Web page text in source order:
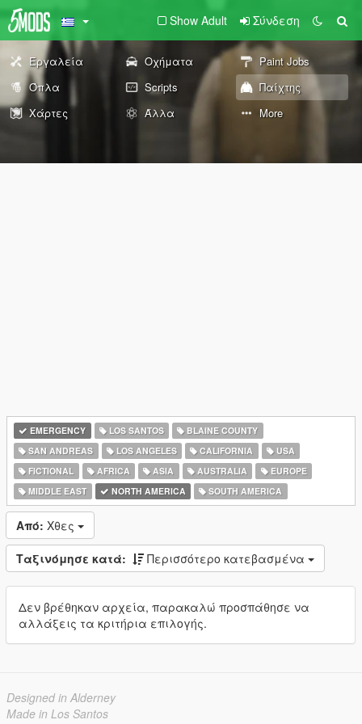
Show Adult Σύνδεση
Εργαλεία Οχήματα
Paint Jobs
Όπλα
Scripts
Παίχτης
Χάρτες
Άλλα More
EMERGENCY LOS SANTOS
BLAINE COUNTY
SAN ANDREAS
LOS ANGELES CALIFORNIA
USA
FICTIONAL
AFRICA ASIA AUSTRALIA
EUROPE
MIDDLE EAST
NORTH AMERICA SOUTH AMERICA
Από: Χθες
Ταξινόμησε κατά: Περισσότερο κατεβασμένα
Δεν βρέθηκαν αρχεία, παρακαλώ προσπάθησε να
αλλάξεις τα κριτήρια επιλογής.
Designed in Alderney
Made in Los Santos